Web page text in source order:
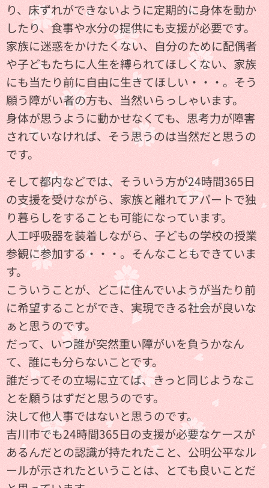
り、床ずれができないように定期的に身体を動か
したり、食事や水分の提供にも支援が必要です。
家族に迷惑をかけたくない、自分のために配偶者
や子どもたちに人生を縛られてほしくない、家族
にも当たり前に自由に生きてほしい・・・。そう
願う障がい者の方も、当然いらっしゃいます。
身体が思うように動かせなくても、思考力が障害
されていなければ、そう思うのは当然だと思うの
です。
そして都内などでは、そういう方が24時間365日
の支援を受けながら、家族と離れてアパートで独
り暮らしをすることも可能になっています。
人工呼吸器を装着しながら、子どもの学校の授業
参観に参加する・・・。そんなこともできていま
す。
こういうことが、どこに住んでいようが当たり前
に希望することができ、実現できる社会が良いな
ぁと思うのです。
だって、いつ誰が突然重い障がいを負うかなん
て、誰にも分らないことです。
誰だってその立場に立てば、きっと同じようなこ
とを願うはずだと思うのです。
決して他人事ではないと思うのです。
吉川市でも24時間365日の支援が必要なケースが
あるんだとの認識が持たれたこと、公明公平なル
ールが示されたということは、とても良いことだ